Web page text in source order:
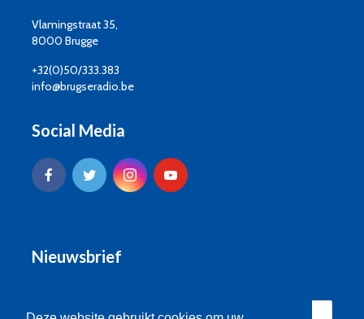
Vlamingstraat 35,
8000 Brugge
+32(0)50/333.383
info@brugseradio.be
Social Media
Nieuwsbrief